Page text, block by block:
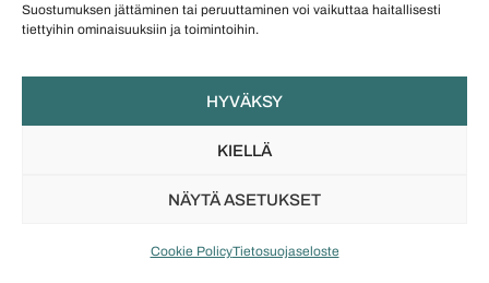
Suostumuksen jättäminen tai peruuttaminen voi vaikuttaa haitallisesti
tiettyihin ominaisuuksiin ja toimintoihin.
HYVÄKSY
KIELLÄ
NÄYTÄ ASETUKSET
Cookie PolicyTietosuojaseloste
rokkikukolle. Korut käyvät täysin arkikäyttöön
antamaan hienovaraisen viimeistelyn juhla-asuun.
”Jyvä on unisex-korusarja, joka on suunniteltu
harmaata konttorirottaa.”, kirjoitti Petri pilke
hakemuslomakkeessa. En voinut välttää saavani